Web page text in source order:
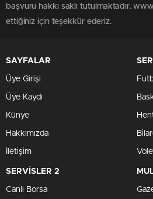
başvuru hakkı saklı tutulmaktadır.
ettiğiniz için teşekkür ederiz.
SAYFALAR
Üye Girişi
Üye Kaydı
Künye
Hakkımızda
İletişim
SERVİSLER 2
Canlı Borsa